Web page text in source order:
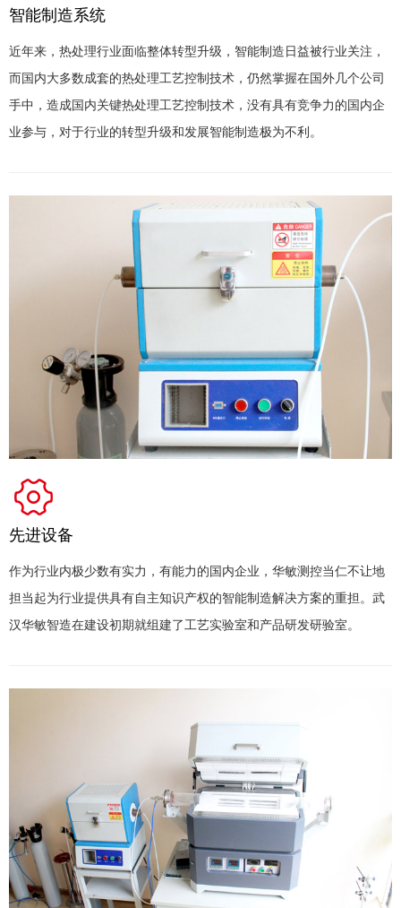
智能制造系统
近年来，热处理行业面临整体转型升级，智能制造日益被行业关注，
而国内大多数成套的热处理工艺控制技术，仍然掌握在国外几个公司
手中，造成国内关键热处理工艺控制技术，没有具有竞争力的国内企
业参与，对于行业的转型升级和发展智能制造极为不利。
先进设备
作为行业内极少数有实力，有能力的国内企业，华敏测控当仁不让地
担当起为行业提供具有自主知识产权的智能制造解决方案的重担。武
汉华敏智造在建设初期就组建了工艺实验室和产品研发研验室。